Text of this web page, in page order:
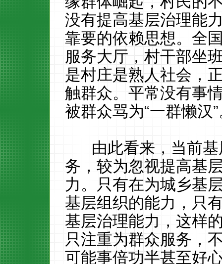
没有提高基层治理能
靠要的依赖思想。全
服务大厅，村干部坐
是村庄是熟人社会，
触群众。平常没有事
被群众骂为“一群懒
由此看来，当前基
务，较为忽视提高基
力。只有在为城乡基
基层组织的能力，只
基层治理能力，这样
只注重为群众服务，
可能事倍功半甚至好